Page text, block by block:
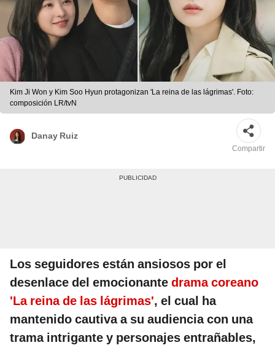
Kim Ji Won y Kim Soo Hyun protagonizan 'La reina de las lágrimas'. Foto:
composición LR/tvN
Danay Ruiz
Compartir
Los seguidores están ansiosos por el
desenlace del emocionante drama coreano
'La reina de las lágrimas', el cual ha
mantenido cautiva a su audiencia con una
trama intrigante y personajes entrañables,